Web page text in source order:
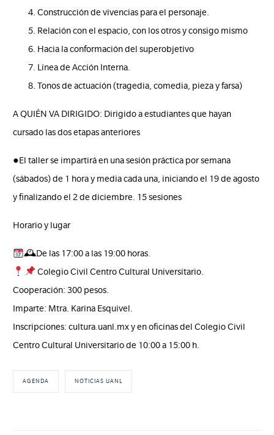
Construcción de vivencias para el personaje.
Relación con el espacio, con los otros y consigo mismo
Hacia la conformación del superobjetivo
Línea de Acción Interna.
Tonos de actuación (tragedia, comedia, pieza y farsa)
A QUIÉN VA DIRIGIDO: Dirigido a estudiantes que hayan
cursado las dos etapas anteriores
●El taller se impartirá en una sesión práctica por semana
(sábados) de 1 hora y media cada una, iniciando el 19 de agosto
y finalizando el 2 de diciembre. 15 sesiones
Horario y lugar
🕰De las 17:00 a las 19:00 horas.
Colegio Civil Centro Cultural Universitario.
Cooperación: 300 pesos.
Imparte: Mtra. Karina Esquivel.
Inscripciones: cultura.uanl.mx y en oficinas del Colegio Civil
Centro Cultural Universitario de 10:00 a 15:00 h.
AGENDA NOTICIAS UANL